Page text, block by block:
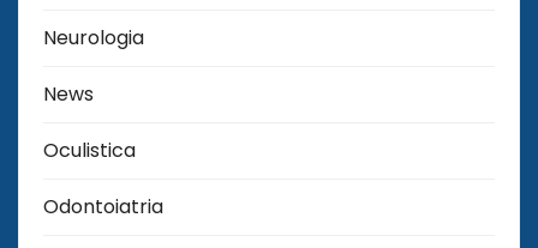
Neurologia
News
Oculistica
Odontoiatria